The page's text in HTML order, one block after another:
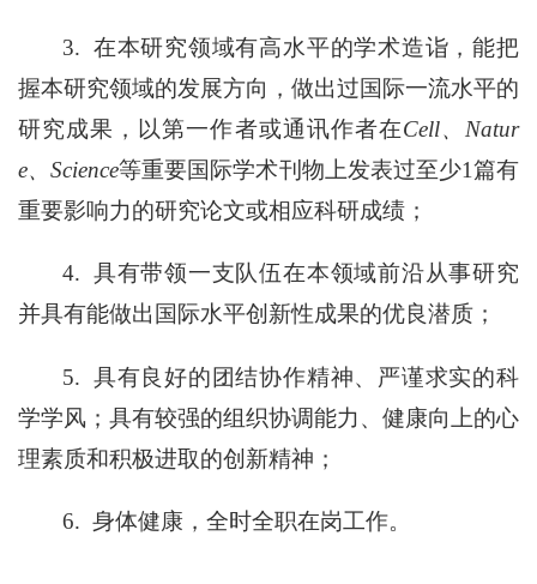
3. 在本研究领域有高水平的学术造诣，能把
握本研究领域的发展方向，做出过国际一流水平的
研究成果，以第一作者或通讯作者在Cell、Natur
e、Science等重要国际学术刊物上发表过至少1篇有
重要影响力的研究论文或相应科研成绩；
4. 具有带领一支队伍在本领域前沿从事研究
并具有能做出国际水平创新性成果的优良潜质；
5. 具有良好的团结协作精神、严谨求实的科
学学风；具有较强的组织协调能力、健康向上的心
理素质和积极进取的创新精神；
6. 身体健康，全时全职在岗工作。